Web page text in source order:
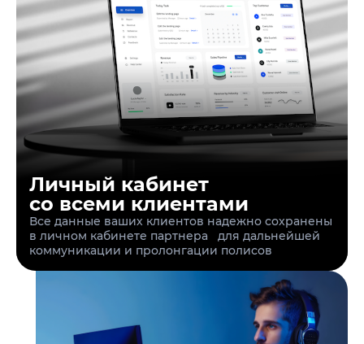
Личный кабинет
со всеми клиентами
Все данные ваших клиентов надежно сохранены
в личном кабинете партнера для дальнейшей
коммуникации и пролонгации полисов